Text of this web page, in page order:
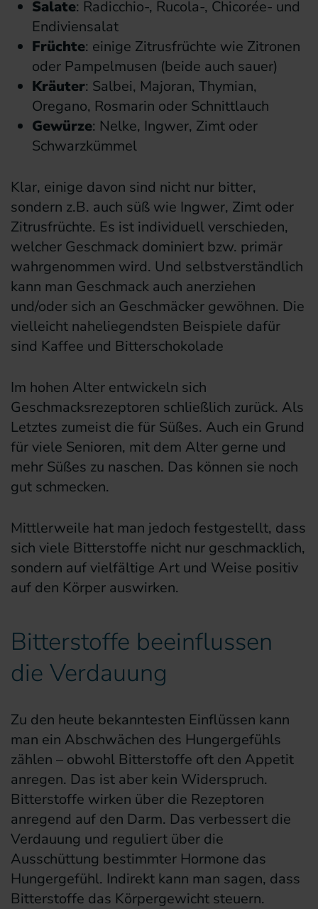
Salate: Radicchio-, Rucola-, Chicorée- und
Endiviensalat
Früchte: einige Zitrusfrüchte wie Zitronen
oder Pampelmusen (beide auch sauer)
Kräuter: Salbei, Majoran, Thymian,
Oregano, Rosmarin oder Schnittlauch
Gewürze: Nelke, Ingwer, Zimt oder
Schwarzkümmel
Klar, einige davon sind nicht nur bitter,
sondern z.B. auch süß wie Ingwer, Zimt oder
Zitrusfrüchte. Es ist individuell verschieden,
welcher Geschmack dominiert bzw. primär
wahrgenommen wird. Und selbstverständlich
kann man Geschmack auch anerziehen
und/oder sich an Geschmäcker gewöhnen. Die
vielleicht naheliegendsten Beispiele dafür
sind Kaffee und Bitterschokolade
Im hohen Alter entwickeln sich
Geschmacksrezeptoren schließlich zurück. Als
Letztes zumeist die für Süßes. Auch ein Grund
für viele Senioren, mit dem Alter gerne und
mehr Süßes zu naschen. Das können sie noch
gut schmecken.
Mittlerweile hat man jedoch festgestellt, dass
sich viele Bitterstoffe nicht nur geschmacklich,
sondern auf vielfältige Art und Weise positiv
auf den Körper auswirken.
Bitterstoffe beeinflussen
die Verdauung
Zu den heute bekanntesten Einflüssen kann
man ein Abschwächen des Hungergefühls
zählen – obwohl Bitterstoffe oft den Appetit
anregen. Das ist aber kein Widerspruch.
Bitterstoffe wirken über die Rezeptoren
anregend auf den Darm. Das verbessert die
Verdauung und reguliert über die
Ausschüttung bestimmter Hormone das
Hungergefühl. Indirekt kann man sagen, dass
Bitterstoffe das Körpergewicht steuern.